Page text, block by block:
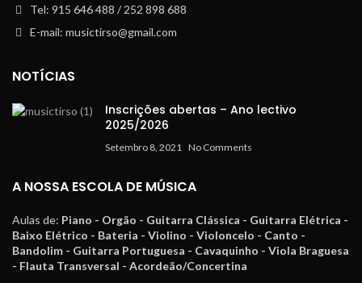
Tel: 915 646 488 / 252 898 688
E-mail: musictirso@gmail.com
NOTÍCIAS
Inscrições abertas – Ano lectivo
2025/2026
Setembro 8, 2021 No Comments
A NOSSA ESCOLA DE MÚSICA
Aulas de: Piano - Orgão - Guitarra Clássica - Guitarra Elétrica -
Baixo Elétrico - Bateria - Violino - Violoncelo - Canto -
Bandolim - Guitarra Portuguesa - Cavaquinho - Viola Braguesa
- Flauta Transversal - Acordeão/Concertina